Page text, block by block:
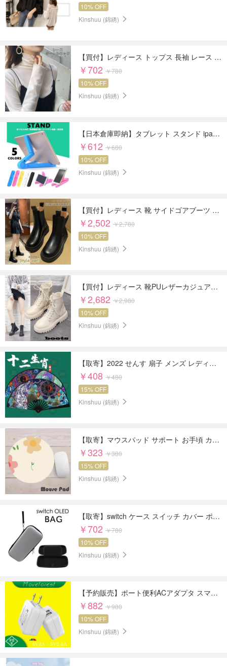
10% OFF
Kinshuu (錦綉)
【買付】レディース トップス 長袖 レース タートルネック ファッション 5色 美ライン
￥702 ￥780
10% OFF
Kinshuu (錦綉)
【日本倉庫即納】タブレット スタンド ipad スマホ 折りたたみ式 角度調整可能 コンパクト収納 安定感 三脚タイプ
￥612 ￥680
10% OFF
Kinshuu (錦綉)
【買付】レディース 靴 サイドゴアブーツ boots ローヒール 通勤通学 ブーツ
￥2,502 ￥2,780
10% OFF
Kinshuu (錦綉)
【買付】レディース 靴PUレザーカジュアルシューズ エンジニアブーツ 編み上げブーツ ワークブーツ
￥2,682 ￥2,980
10% OFF
Kinshuu (錦綉)
【取寄】2022 せんす 扇子 メンズ レディース 和装 花火大会 扇子 和風扇子 和装小物 男女兼用
￥408 ￥480
15% OFF
Kinshuu (錦綉)
【取寄】マウスパッド サポート お手頃 カラフル 花 鯨 オレンジ ドリアン
￥323 ￥380
15% OFF
Kinshuu (錦綉)
【取寄】switch ケース スイッチ カバー ポーチ ポータブル ハードケース ゲームカード収納 ポーチ
￥702 ￥780
10% OFF
Kinshuu (錦綉)
【予約販売】ポート便利ACアダプタ スマホ 充電 コンセント 充電タイプ USB電源アダプタ
￥882 ￥980
10% OFF
Kinshuu (錦綉)